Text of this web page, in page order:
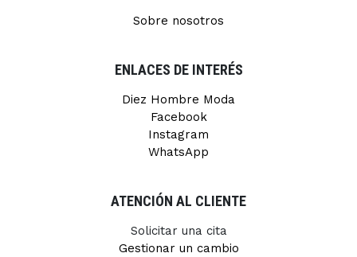
Sobre nosotros
ENLACES DE INTERÉS
Diez Hombre Moda
Facebook
Instagram
WhatsApp
ATENCIÓN AL CLIENTE
Solicitar una cita
Gestionar un cambio